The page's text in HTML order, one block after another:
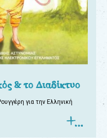
& το Διαδίκτυο
για την Ελληνική